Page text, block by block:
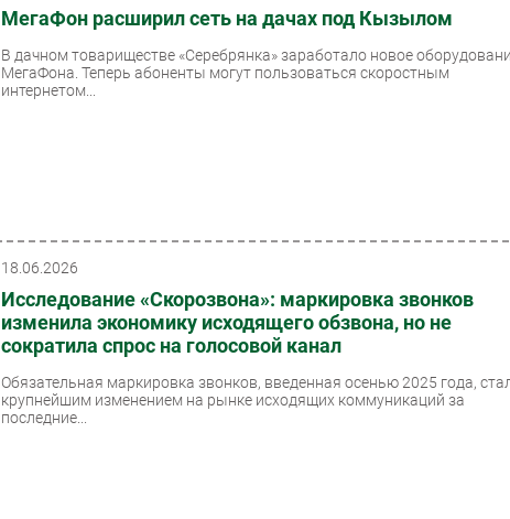
МегаФон расширил сеть на дачах под Кызылом
В дачном товариществе «Серебрянка» заработало новое
МегаФона. Теперь абоненты могут пользоваться скоростным
интернетом...
18.06.2026
Исследование «Скорозвона»: маркировка звонков
изменила экономику исходящего обзвона, но не
сократила спрос на голосовой канал
Обязательная маркировка звонков, введенная осенью 2025 года,
крупнейшим изменением на рынке исходящих коммуникаций за
последние...